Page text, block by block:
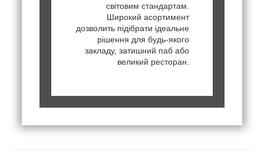
світовим стандартам.
Широкий асортимент
дозволить підібрати ідеальне
рішення для будь-якого
закладу, затишний паб або
великий ресторан.